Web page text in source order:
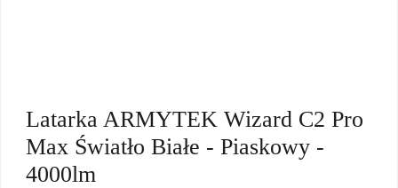
Latarka ARMYTEK Wizard C2 Pro
Max Światło Białe - Piaskowy -
4000lm